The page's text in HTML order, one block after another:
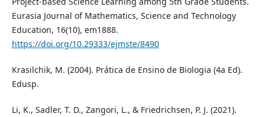
Eurasia Journal of Mathematics, Science and Technology
Education, 16(10), em1888.
https://doi.org/10.29333/ejmste/8490
Krasilchik, M. (2004). Prática de Ensino de Biologia (4a Ed).
Edusp.
Li, K., Sadler, T. D., Zangori, L., & Friedrichsen, P. J. (2021).